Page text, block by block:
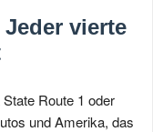
vierte
Route 1 oder
und Amerika, das